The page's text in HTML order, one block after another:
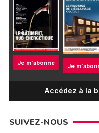
Je m'abonne Je
Accédez à la
SUIVEZ-NOUS